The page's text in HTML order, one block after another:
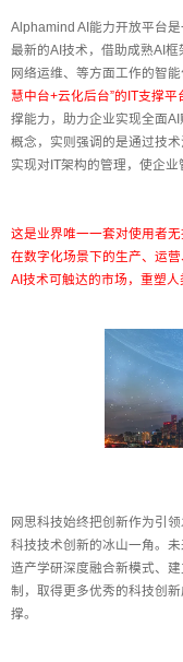
Alphamind AI能力开放平台
最新的AI技术，借助成熟AI框
网络运维、等方面工作的智
慧中台+云化后台”的IT支撑平
撑能力，助力企业实现全面
概念，实则强调的是通过技
实现对IT架构的管理，使企业
这是业界唯一一套对使用者
在数字化场景下的生产、运
AI技术可触达的市场，重塑人
网思科技始终把创新作为引
科技技术创新的冰山一角。
造产学研深度融合新模式、
制，取得更多优秀的科技创
撑。